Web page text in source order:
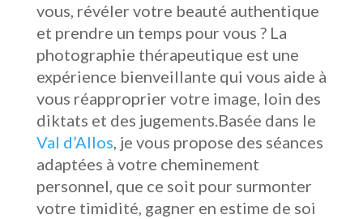
vous, révéler votre beauté authentique
et prendre un temps pour vous ? La
photographie thérapeutique est une
expérience bienveillante qui vous aide à
vous réapproprier votre image, loin des
diktats et des jugements.Basée dans le
Val d’Allos, je vous propose des séances
adaptées à votre cheminement
personnel, que ce soit pour surmonter
votre timidité, gagner en estime de soi